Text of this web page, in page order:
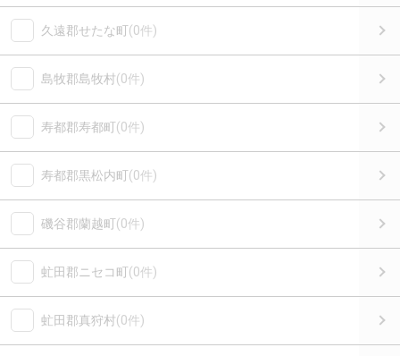
久遠郡せたな町(0件)
島牧郡島牧村(0件)
寿都郡寿都町(0件)
寿都郡黒松内町(0件)
磯谷郡蘭越町(0件)
虻田郡ニセコ町(0件)
虻田郡真狩村(0件)